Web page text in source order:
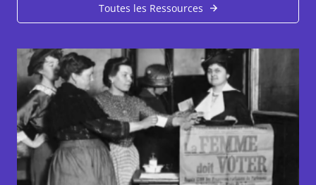
Toutes les Ressources